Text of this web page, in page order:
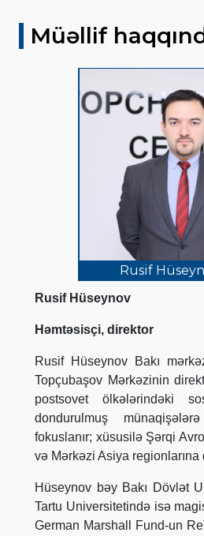
Müəllif
Rusif
Rusif Hüseynov
Həmtəsisçi, direktor
Rusif Hüseynov Bakı
Topçubaşov Mərkəzinin
postsovet ölkələrindəki
dondurulmuş
fokuslanır; xüsusilə Şərqi
və Mərkəzi Asiya regionlarına
Hüseynov bəy Bakı Dövlət
Tartu Universitetində isə
German Marshall Fund-un